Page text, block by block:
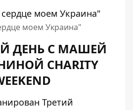
моем Украина"
ДЕНЬ С МАШЕЙ
CHARITY
Третий